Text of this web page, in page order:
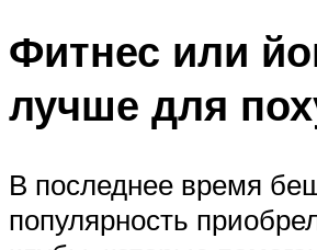
Фитнес или
лучше для
В последнее время
популярность